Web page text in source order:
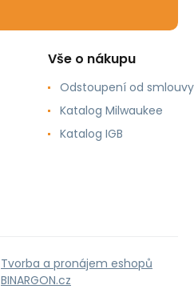
Vše o nákupu
Odstoupení od smlouvy
Katalog Milwaukee
Katalog IGB
Tvorba a pronájem eshopů
BINARGON.cz